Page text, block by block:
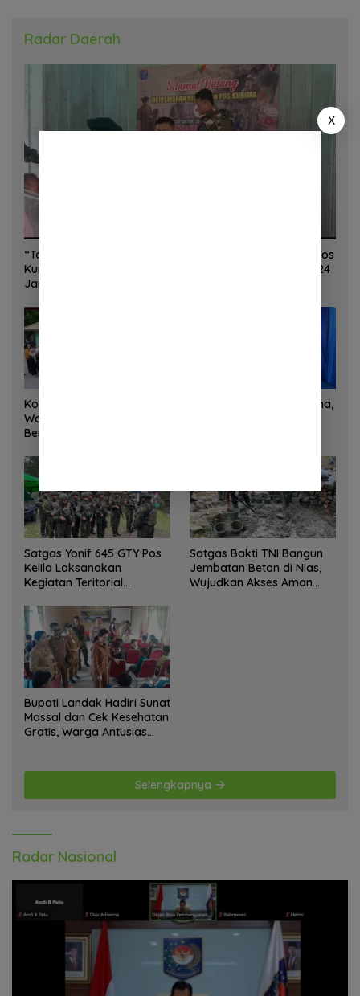
Radar Daerah
“Torang Sehat Kampung Kuat” Satgas Yonif 645/GTY Pos
Kurima Melaksanakan Pelayanan kesehatan Gratis 1 x 24
Jam
Korem 132/Tadulako dan
Warga Gotong Royong
Bersihkan Gedung Juang
Sinergi Kementrans-Aruna,
Satgas Yonif 645 GTY Pos
Kelila Laksanakan
Kegiatan Teritorial
Tokoh Adat dan Lurah
Satgas Bakti TNI Bangun
Jembatan Beton di Nias,
Wujudkan Akses Aman
Bupati Landak Hadiri Sunat
Massal dan Cek Kesehatan
Gratis, Warga Antusias
Selengkapnya
Radar Nasional
X